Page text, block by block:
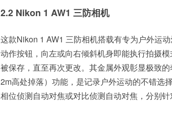
2.2 Nikon 1 AW1 三防相机
这款Nikon 1 AW1 三防相机搭载有专为户外运
动作按钮，向左或向右倾斜机身即能执行拍摄
被保存，直至再次更改。其金属外观彰显极致
2m高处掉落）功能，是记录户外运动的不错选
相位侦测自动对焦或对比侦测自动对焦，分别针